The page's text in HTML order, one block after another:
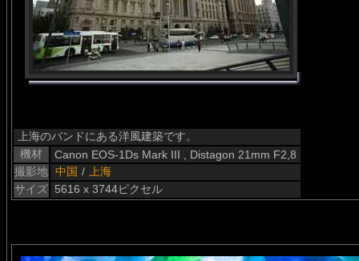
上海のバンドにある洋風建築です。
機材
Canon EOS-1Ds Mark III , Distagon 21mm F2,8
撮影地 中国 /
上海
サイズ 5616 x 3744ピクセル